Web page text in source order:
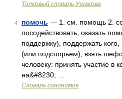
Толковый словарь Ушакова
4 помочь — 1. см. помощь 2.
посодействовать, оказать
поддержку), поддержать
(или подспорьем), взять
человеку: принять участие в
на&#8230; …
Словарь синонимов